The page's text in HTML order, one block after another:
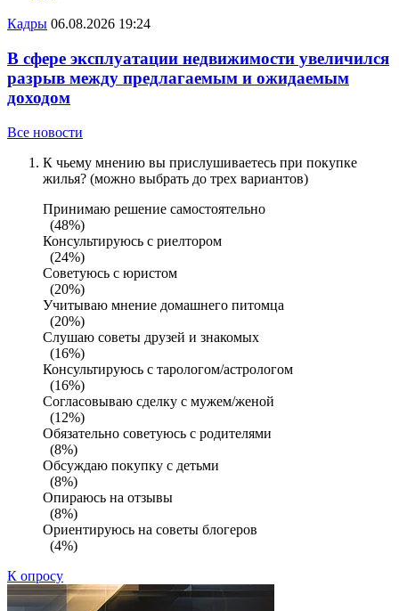
Кадры 06.08.2026 19:24
В сфере эксплуатации недвижимости увеличился
разрыв между предлагаемым и ожидаемым
доходом
Все новости
К чьему мнению вы прислушиваетесь при покупке
жилья? (можно выбрать до трех вариантов)
Принимаю решение самостоятельно
(48%)
Консультируюсь с риелтором
(24%)
Советуюсь с юристом
(20%)
Учитываю мнение домашнего питомца
(20%)
Слушаю советы друзей и знакомых
(16%)
Консультируюсь с тарологом/астрологом
(16%)
Согласовываю сделку с мужем/женой
(12%)
Обязательно советуюсь с родителями
(8%)
Обсуждаю покупку с детьми
(8%)
Опираюсь на отзывы
(8%)
Ориентируюсь на советы блогеров
(4%)
К опросу